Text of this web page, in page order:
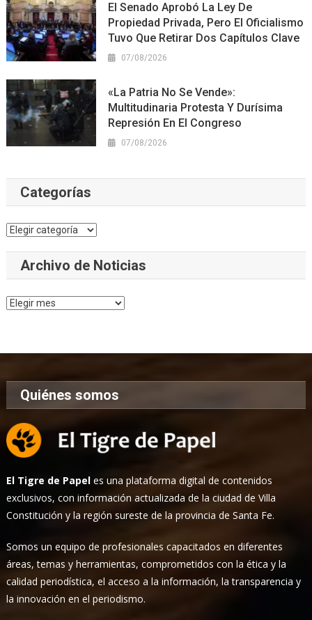
El Senado Aprobó La Ley De
Propiedad Privada, Pero El Oficialismo
Tuvo Que Retirar Dos Capítulos Clave
07/08/2026
«La Patria No Se Vende»:
Multitudinaria Protesta Y Durísima
Represión En El Congreso
07/08/2026
Categorías
Categorías
Archivo de Noticias
Archivo
Quiénes somos
El Tigre de Papel es una plataforma digital de contenidos
exclusivos, con información actualizada de la ciudad de Villa
Constitución y la región sureste de la provincia de Santa Fe.
Somos un equipo de profesionales capacitados en diferentes
áreas, temas y herramientas, comprometidos con la ética y la
calidad periodística, el acceso a la información, la transparencia y
la innovación en el periodismo.